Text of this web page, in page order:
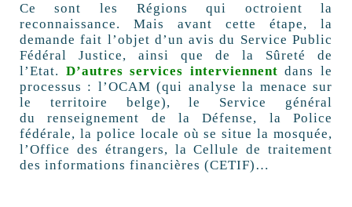
Ce sont les Régions qui octroient la
reconnaissance. Mais avant cette étape, la
demande fait l’objet d’un avis du Service Public
Fédéral Justice, ainsi que de la Sûreté de
l’Etat. D’autres services interviennent dans le
processus : l’OCAM (qui analyse la menace sur
le territoire belge), le Service général
du renseignement de la Défense, la Police
fédérale, la police locale où se situe la mosquée,
l’Office des étrangers, la Cellule de traitement
des informations financières (CETIF)…